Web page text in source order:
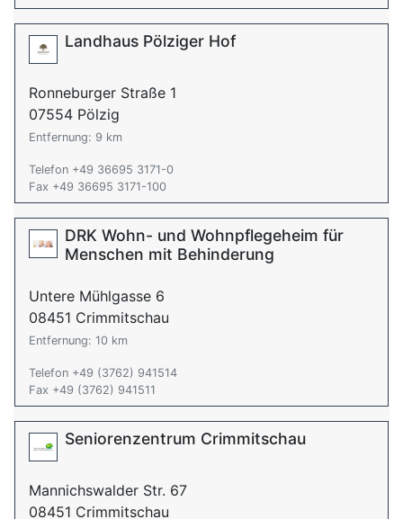
Landhaus Pölziger Hof
Ronneburger Straße 1
07554 Pölzig
Entfernung: 9 km
Telefon +49 36695 3171-0
Fax +49 36695 3171-100
DRK Wohn- und Wohnpflegeheim für
Menschen mit Behinderung
Untere Mühlgasse 6
08451 Crimmitschau
Entfernung: 10 km
Telefon +49 (3762) 941514
Fax +49 (3762) 941511
Seniorenzentrum Crimmitschau
Mannichswalder Str. 67
08451 Crimmitschau